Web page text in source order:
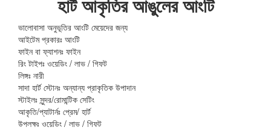
ভালোবাসা অনুভূতির আংটি মেয়েদের জন্য
আইটেম প্রকারঃ আংটি
ফাইন বা ফ্যাশনঃ ফাইন
রিং টাইপঃ ওয়েডিং / লাভ / গিফট
লিঙ্গঃ নারী
সাদা হার্ট স্টোনঃ অন্যান্য প্রাকৃতিক উপাদান
স্টাইলঃ সুন্দর/রোমান্টিক সেটিং
আকৃতি/প্যাটার্নঃ প্রেম/ হার্ট
উপলক্ষঃ ওয়েডিং / লাভ / গিফট